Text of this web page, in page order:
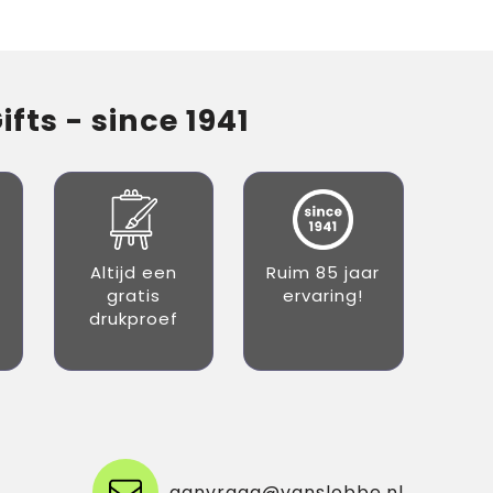
- since 1941
Altijd een
gratis
drukproef
Ruim 85 jaar
ervaring!